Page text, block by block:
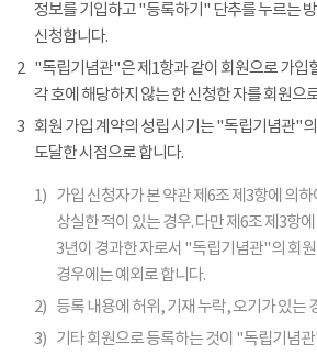
정보를 기입하고 "등록하기" 단추를 누르는
신청합니다.
2 "독립기념관"은 제1항과 같이 회원으로 가입
각 호에 해당하지 않는 한 신청한 자를 회원으
3 회원 가입 계약의 성립 시기는 "독립기념관"
도달한 시점으로 합니다.
1) 가입 신청자가 본 약관 제6조 제3항에 의
상실한 적이 있는 경우. 다만 제6조 제3항
3년이 경과한 자로서 "독립기념관"의 회
경우에는 예외로 합니다.
2) 등록 내용에 허위, 기재 누락, 오기가 있는
3) 기타 회원으로 등록하는 것이 "독립기념